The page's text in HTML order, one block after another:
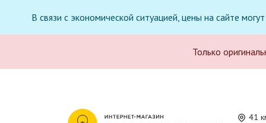
В связи с экономической ситуацией, цены на сайте
Только
41